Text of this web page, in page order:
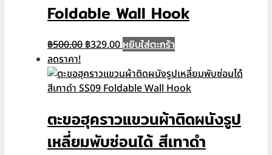
Foldable Wall Hook
฿500.00 Original
was:
฿500.00.
฿329.00Current
is:
฿329.00.
หยิบใส่ตะกร้า
ลดราคา!
ตะขอฮุคราวแขวนผ้าติดผนังรูป
เหลี่ยมพับซ่อนได้ สีเทาดำ